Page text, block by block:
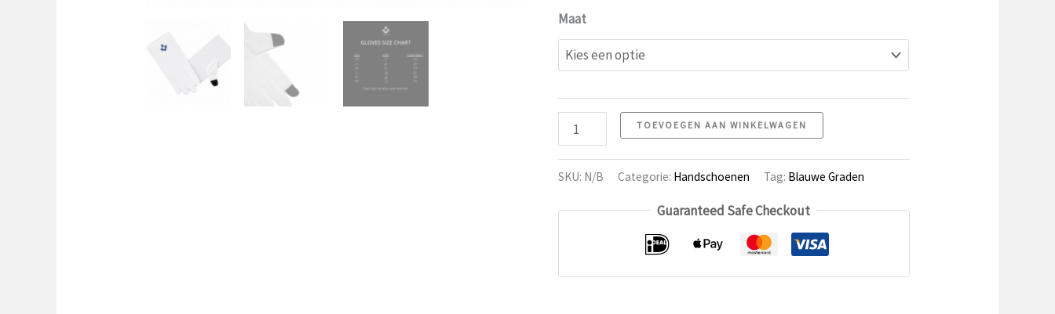
Maat
Handschoenen
22
Touchscreen
TOEVOEGEN AAN WINKELWAGEN
SKU: N/B Categorie: Handschoenen Tag: Blauwe Graden
Guaranteed Safe Checkout